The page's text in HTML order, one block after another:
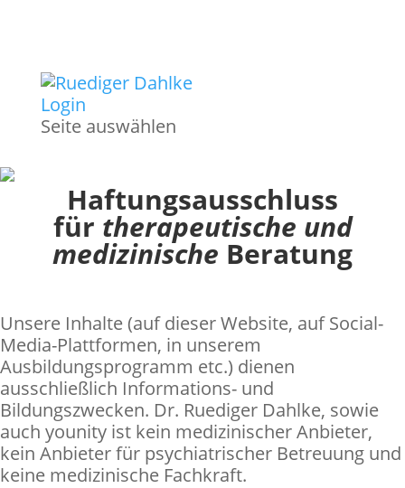
Login
Seite auswählen
Haftungsausschluss
für therapeutische und
medizinische Beratung
Unsere Inhalte (auf dieser Website, auf Social-
Media-Plattformen, in unserem
Ausbildungsprogramm etc.) dienen
ausschließlich Informations- und
Bildungszwecken. Dr. Ruediger Dahlke, sowie
auch younity ist kein medizinischer Anbieter,
kein Anbieter für psychiatrischer Betreuung und
keine medizinische Fachkraft.